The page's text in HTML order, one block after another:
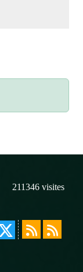
211346 visites